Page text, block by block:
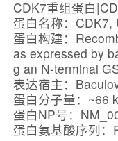
CDK7重组蛋白
蛋白名称：CDK7,
蛋白构建：
as expressed by
g an N-terminal
表达宿主：
蛋白分子量：~66
蛋白NP号：
蛋白氨基酸序列：